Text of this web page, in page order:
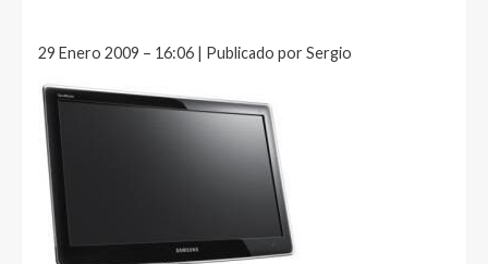
29 Enero 2009 – 16:06 | Publicado por Sergio